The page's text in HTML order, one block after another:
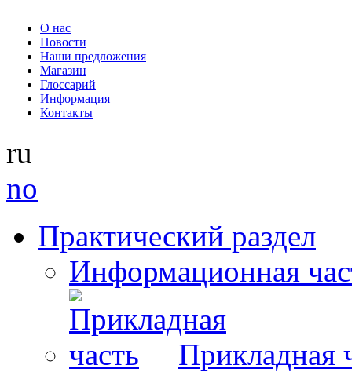
О нас
Новости
Наши предложения
Магазин
Глоссарий
Информация
Контакты
ru
no
Практический раздел
Информационная
Прикладная